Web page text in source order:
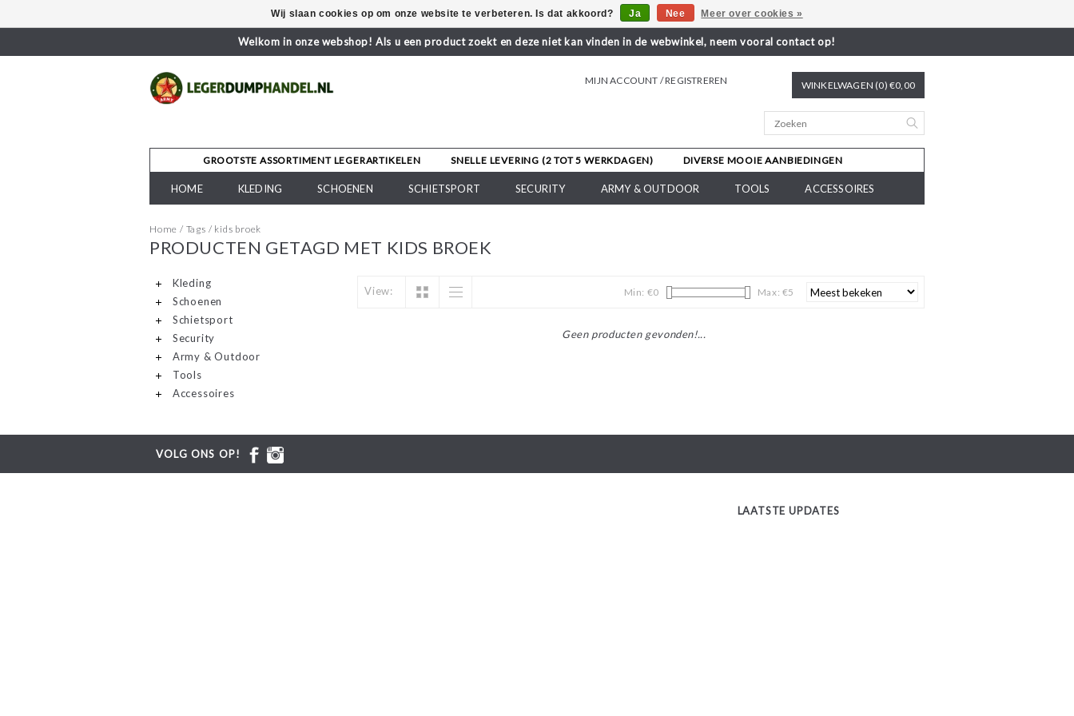
Welkom in onze webshop! Als u een product zoekt en deze niet kan vinden in de webwinkel, neem vooral contact op!
MIJN ACCOUNT / REGISTREREN WINKELWAGEN (0) €0,00
GROOTSTE ASSORTIMENT LEGERARTIKELEN SNELLE LEVERING (2 TOT 5 WERKDAGEN) DIVERSE MOOIE AANBIEDINGEN
HOME KLEDING SCHOENEN SCHIETSPORT SECURITY ARMY & OUTDOOR TOOLS ACCESSOIRES
Home / Tags / kids broek
PRODUCTEN GETAGD MET KIDS BROEK
Kleding
Schoenen
Schietsport
Security
Army & Outdoor
Tools
Accessoires
View: Min: €0 Max: €5
Geen producten gevonden!...
VOLG ONS OP!
LAATSTE UPDATES
Wij slaan cookies op om onze website te verbeteren. Is dat akkoord? Ja Nee Meer over cookies »